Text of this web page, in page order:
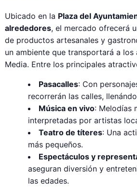
Ubicado en la Plaza del
alrededores, el mercado ofrecerá
de productos artesanales y
un ambiente que transportará a los
Media. Entre los principales
Pasacalles: Con
recorrerán las calles,
Música en vivo: Melodías
interpretadas por artistas
Teatro de títeres: Una
más pequeños.
Espectáculos y
aseguran diversión y
las edades.